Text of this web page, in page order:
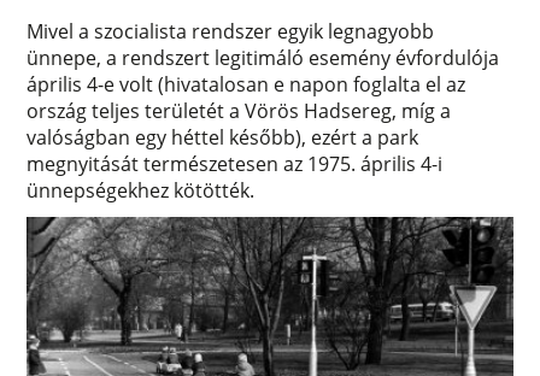
Mivel a szocialista rendszer egyik legnagyobb
ünnepe, a rendszert legitimáló esemény évfordulója
április 4-e volt (hivatalosan e napon foglalta el az
ország teljes területét a Vörös Hadsereg, míg a
valóságban egy héttel később), ezért a park
megnyitását természetesen az 1975. április 4-i
ünnepségekhez kötötték.